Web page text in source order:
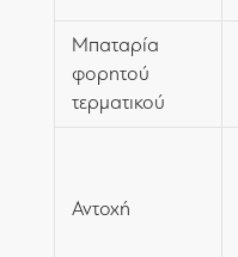
Μπαταρία
φορητού
τερματικού
Αντοχή